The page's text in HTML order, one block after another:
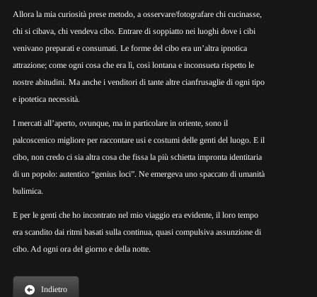
Allora la mia curiosità prese metodo, a osservare/fotografare chi cucinasse,
chi si cibava, chi vendeva cibo. Entrare di soppiatto nei luoghi dove i cibi
venivano preparati e consumati. Le forme del cibo era un’altra ipnotica
attrazione; come ogni cosa che era lì, così lontana e inconsueta rispetto le
nostre abitudini. Ma anche i venditori di tante altre cianfrusaglie di ogni tipo
e ipotetica necessità.
I mercati all’aperto, ovunque, ma in particolare in oriente, sono il
palcoscenico migliore per raccontare usi e costumi delle genti del luogo. E il
cibo, non credo ci sia altra cosa che fissa la più schietta impronta identitaria
di un popolo: autentico “genius loci”. Ne emergeva uno spaccato di umanità
bulimica.
E per le genti che ho incontrato nel mio viaggio era evidente, il loro tempo
era scandito dai ritmi basati sulla continua, quasi compulsiva assunzione di
cibo. Ad ogni ora del giorno e della notte.
Indietro